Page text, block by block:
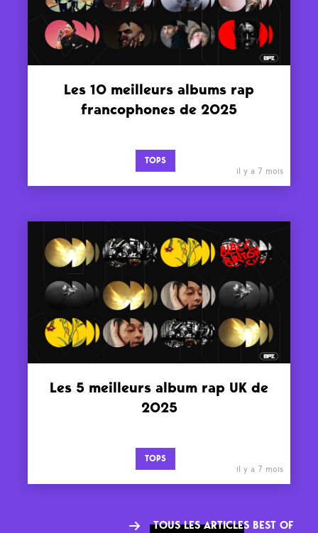
Les 10 meilleurs albums rap
francophones de 2025
TOPS
il y a 7 mois
Les 5 meilleurs album rap UK de
2025
TOPS
il y a 7 mois
TOUS LES ARTICLES BEST OF